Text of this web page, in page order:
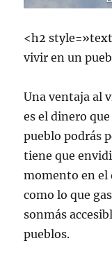
<h2
vivir en un
Una ventaja al
es el dinero
pueblo podrás
tiene que
momento en el
como lo que
sonmás
pueblos.